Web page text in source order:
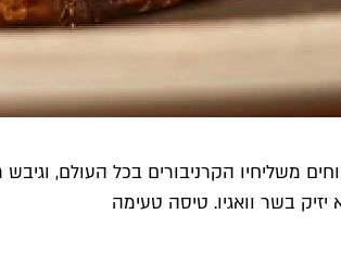
משליחיו הקרניבורים בכל העולם,
בשר וואגיו. טיסה טעימה